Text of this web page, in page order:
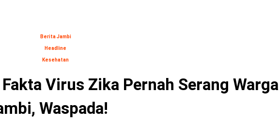
Berita Jambi
Headline
Kesehatan
Virus Zika Pernah Serang Warga
Waspada!